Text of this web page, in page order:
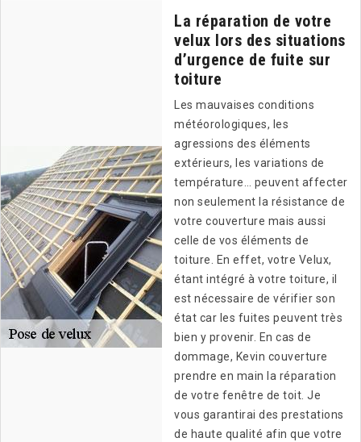
La réparation de votre
velux lors des situations
d’urgence de fuite sur
toiture
Les mauvaises conditions
météorologiques, les
agressions des éléments
extérieurs, les variations de
température… peuvent affecter
non seulement la résistance de
votre couverture mais aussi
celle de vos éléments de
toiture. En effet, votre Velux,
étant intégré à votre toiture, il
est nécessaire de vérifier son
état car les fuites peuvent très
bien y provenir. En cas de
dommage, Kevin couverture
prendre en main la réparation
de votre fenêtre de toit. Je
vous garantirai des prestations
de haute qualité afin que votre